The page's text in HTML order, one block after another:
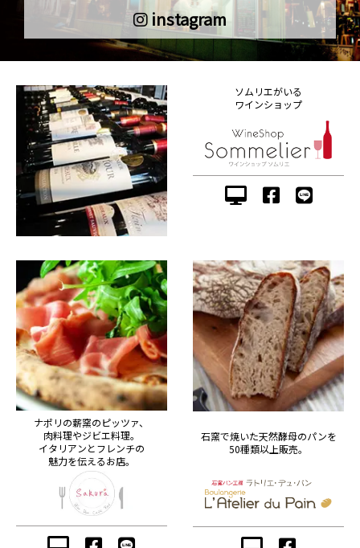
instagram
ソムリエがいる
ワインショップ
ナポリの薪窯のピッツァ、
肉料理やジビエ料理。
イタリアンとフレンチの
魅力を伝えるお店。
石窯で焼いた天然酵母のパンを
50種類以上販売。